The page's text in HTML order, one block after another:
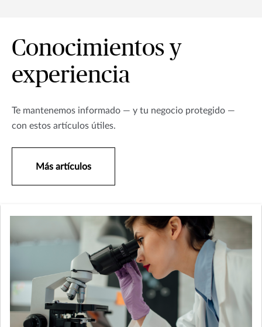
Conocimientos y
experiencia
Te mantenemos informado — y tu negocio protegido —
con estos artículos útiles.
Más artículos